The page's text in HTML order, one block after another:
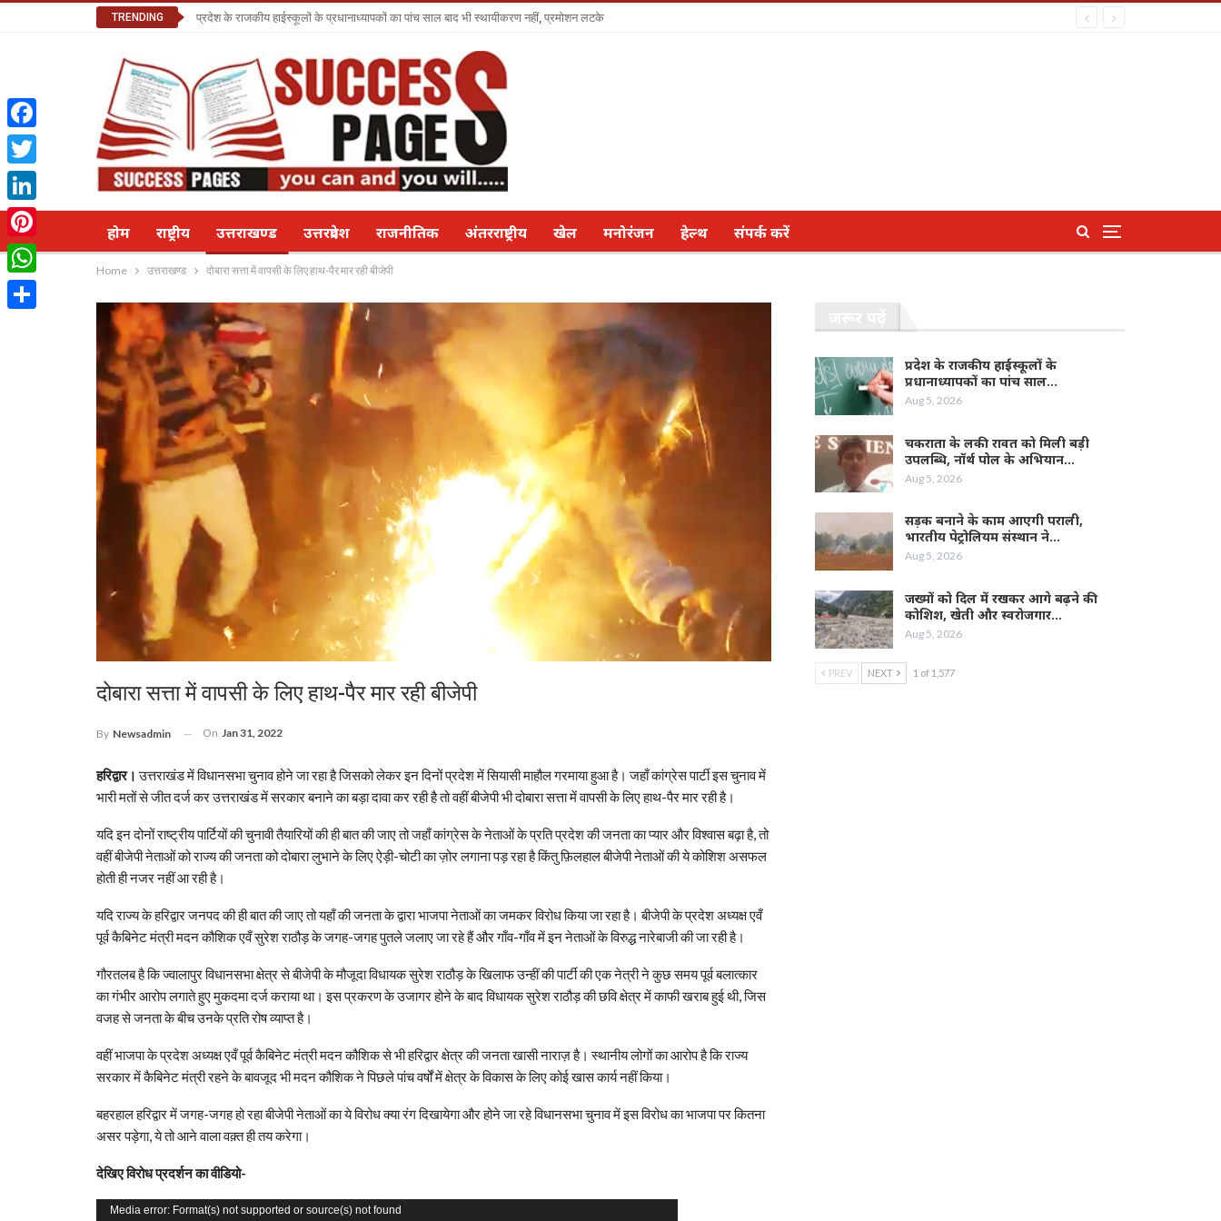
TRENDING प्रदेश के राजकीय हाईस्कूलों के प्रधानाध्यापकों का पांच साल बाद भी स्थायीकरण नहीं, प्रमोशन लटके
होम राष्ट्रीय उत्तराखण्ड उत्तरप्रदेश राजनीतिक अंतरराष्ट्रीय खेल मनोरंजन हेल्थ संपर्क करें
Home उत्तराखण्ड दोबारा सत्ता में वापसी के लिए हाथ-पैर मार रही बीजेपी
दोबारा सत्ता में वापसी के लिए हाथ-पैर मार रही बीजेपी
By Newsadmin On Jan 31, 2022
हरिद्वार। उत्तराखंड में विधानसभा चुनाव होने जा रहा है जिसको लेकर इन दिनों प्रदेश में सियासी माहौल गरमाया हुआ है। जहाँ कांग्रेस पार्टी इस चुनाव में
भारी मतों से जीत दर्ज कर उत्तराखंड में सरकार बनाने का बड़ा दावा कर रही है तो वहीं बीजेपी भी दोबारा सत्ता में वापसी के लिए हाथ-पैर मार रही है।
यदि इन दोनों राष्ट्रीय पार्टियों की चुनावी तैयारियों की ही बात की जाए तो जहाँ कांग्रेस के नेताओं के प्रति प्रदेश की जनता का प्यार और विश्वास बढ़ा है, तो
वहीं बीजेपी नेताओं को राज्य की जनता को दोबारा लुभाने के लिए ऐड़ी-चोटी का ज़ोर लगाना पड़ रहा है किंतु फ़िलहाल बीजेपी नेताओं की ये कोशिश असफल
होती ही नजर नहीं आ रही है।
यदि राज्य के हरिद्वार जनपद की ही बात की जाए तो यहाँ की जनता के द्वारा भाजपा नेताओं का जमकर विरोध किया जा रहा है। बीजेपी के प्रदेश अध्यक्ष एवँ
पूर्व कैबिनेट मंत्री मदन कौशिक एवँ सुरेश राठौड़ के जगह-जगह पुतले जलाए जा रहे हैं और गाँव-गाँव में इन नेताओं के विरुद्ध नारेबाजी की जा रही है।
गौरतलब है कि ज्वालापुर विधानसभा क्षेत्र से बीजेपी के मौजूदा विधायक सुरेश राठौड़ के खिलाफ उन्हीं की पार्टी की एक नेत्री ने कुछ समय पूर्व बलात्कार
का गंभीर आरोप लगाते हुए मुकदमा दर्ज कराया था। इस प्रकरण के उजागर होने के बाद विधायक सुरेश राठौड़ की छवि क्षेत्र में काफी खराब हुई थी, जिस
वजह से जनता के बीच उनके प्रति रोष व्याप्त है।
वहीं भाजपा के प्रदेश अध्यक्ष एवँ पूर्व कैबिनेट मंत्री मदन कौशिक से भी हरिद्वार क्षेत्र की जनता खासी नाराज़ है। स्थानीय लोगों का आरोप है कि राज्य
सरकार में कैबिनेट मंत्री रहने के बावजूद भी मदन कौशिक ने पिछले पांच वर्षों में क्षेत्र के विकास के लिए कोई खास कार्य नहीं किया।
बहरहाल हरिद्वार में जगह-जगह हो रहा बीजेपी नेताओं का ये विरोध क्या रंग दिखायेगा और होने जा रहे विधानसभा चुनाव में इस विरोध का भाजपा पर कितना
असर पड़ेगा, ये तो आने वाला वक़्त ही तय करेगा।
देखिए विरोध प्रदर्शन का वीडियो-
Video
Media error: Format(s) not supported or source(s) not found
प्रदेश के राजकीय हाईस्कूलों के
प्रधानाध्यापकों का पांच साल…
Aug 5, 2026
चकराता के लकी रावत को मिली बड़ी
उपलब्धि, नॉर्थ पोल के अभियान…
Aug 5, 2026
सड़क बनाने के काम आएगी पराली,
भारतीय पेट्रोलियम संस्थान ने…
Aug 5, 2026
जख्मों को दिल में रखकर आगे बढ़ने की
कोशिश, खेती और स्वरोजगार…
Aug 5, 2026
PREV NEXT 1 of 1,577
Facebook
Twitter
LinkedIn
Pinterest
WhatsApp